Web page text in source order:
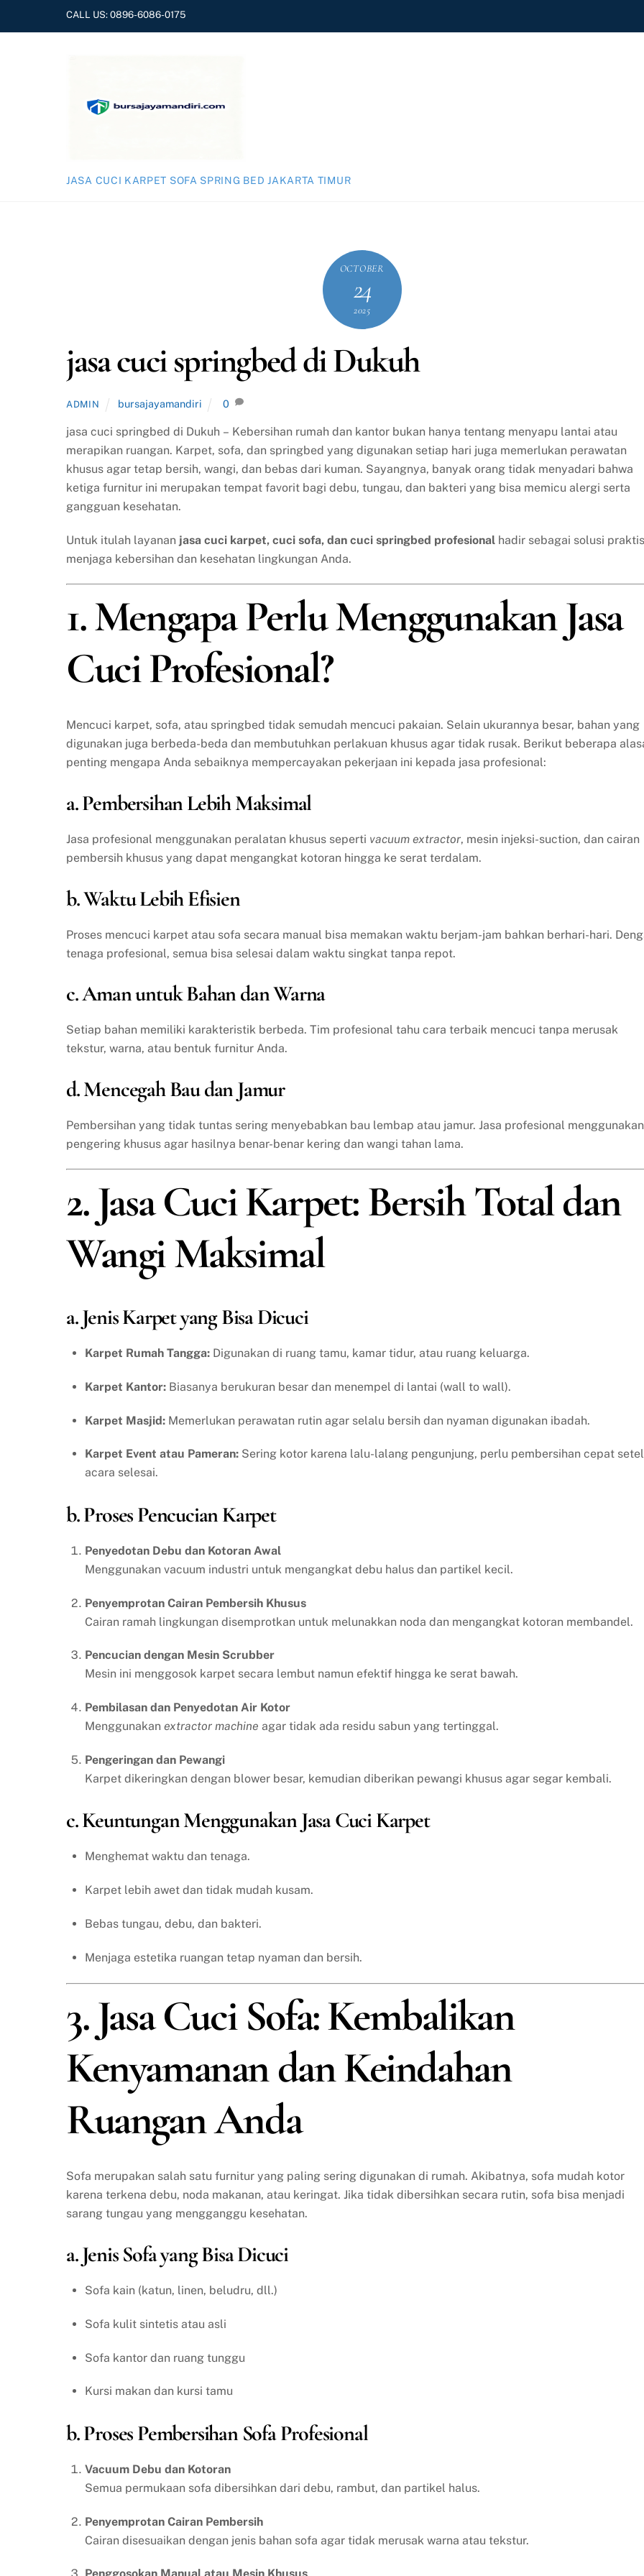
CALL US:0896-6086-0175
JASA CUCI KARPET SOFA SPRING BED JAKARTA TIMUR
OCTOBER
24
2025
jasa cuci springbed di Dukuh
ADMIN bursajayamandiri 0
jasa cuci springbed di Dukuh – Kebersihan rumah dan kantor bukan hanya tentang menyapu lantai atau
merapikan ruangan. Karpet, sofa, dan springbed yang digunakan setiap hari juga memerlukan perawatan
khusus agar tetap bersih, wangi, dan bebas dari kuman. Sayangnya, banyak orang tidak menyadari bahwa
ketiga furnitur ini merupakan tempat favorit bagi debu, tungau, dan bakteri yang bisa memicu alergi serta
gangguan kesehatan.
Untuk itulah layanan jasa cuci karpet, cuci sofa, dan cuci springbed profesional hadir sebagai solusi praktis
menjaga kebersihan dan kesehatan lingkungan Anda.
1. Mengapa Perlu Menggunakan Jasa
Cuci Profesional?
Mencuci karpet, sofa, atau springbed tidak semudah mencuci pakaian. Selain ukurannya besar, bahan yang
digunakan juga berbeda-beda dan membutuhkan perlakuan khusus agar tidak rusak. Berikut beberapa
penting mengapa Anda sebaiknya mempercayakan pekerjaan ini kepada jasa profesional:
a. Pembersihan Lebih Maksimal
Jasa profesional menggunakan peralatan khusus seperti vacuum extractor, mesin injeksi-suction, dan cairan
pembersih khusus yang dapat mengangkat kotoran hingga ke serat terdalam.
b. Waktu Lebih Efisien
Proses mencuci karpet atau sofa secara manual bisa memakan waktu berjam-jam bahkan berhari-hari.
tenaga profesional, semua bisa selesai dalam waktu singkat tanpa repot.
c. Aman untuk Bahan dan Warna
Setiap bahan memiliki karakteristik berbeda. Tim profesional tahu cara terbaik mencuci tanpa merusak
tekstur, warna, atau bentuk furnitur Anda.
d. Mencegah Bau dan Jamur
Pembersihan yang tidak tuntas sering menyebabkan bau lembap atau jamur. Jasa profesional menggunakan
pengering khusus agar hasilnya benar-benar kering dan wangi tahan lama.
2. Jasa Cuci Karpet: Bersih Total dan
Wangi Maksimal
a. Jenis Karpet yang Bisa Dicuci
Karpet Rumah Tangga:Digunakan di ruang tamu, kamar tidur, atau ruang keluarga.
Karpet Kantor:Biasanya berukuran besar dan menempel di lantai (wall to wall).
Karpet Masjid:Memerlukan perawatan rutin agar selalu bersih dan nyaman digunakan ibadah.
Karpet Event atau Pameran:Sering kotor karena lalu-lalang pengunjung, perlu pembersihan cepat
acara selesai.
b. Proses Pencucian Karpet
Penyedotan Debu dan Kotoran Awal
Menggunakan vacuum industri untuk mengangkat debu halus dan partikel kecil.
Penyemprotan Cairan Pembersih Khusus
Cairan ramah lingkungan disemprotkan untuk melunakkan noda dan mengangkat kotoran membandel.
Pencucian dengan Mesin Scrubber
Mesin ini menggosok karpet secara lembut namun efektif hingga ke serat bawah.
Pembilasan dan Penyedotan Air Kotor
Menggunakan extractor machine agar tidak ada residu sabun yang tertinggal.
Pengeringan dan Pewangi
Karpet dikeringkan dengan blower besar, kemudian diberikan pewangi khusus agar segar kembali.
c. Keuntungan Menggunakan Jasa Cuci Karpet
Menghemat waktu dan tenaga.
Karpet lebih awet dan tidak mudah kusam.
Bebas tungau, debu, dan bakteri.
Menjaga estetika ruangan tetap nyaman dan bersih.
3. Jasa Cuci Sofa: Kembalikan
Kenyamanan dan Keindahan
Ruangan Anda
Sofa merupakan salah satu furnitur yang paling sering digunakan di rumah. Akibatnya, sofa mudah kotor
karena terkena debu, noda makanan, atau keringat. Jika tidak dibersihkan secara rutin, sofa bisa menjadi
sarang tungau yang mengganggu kesehatan.
a. Jenis Sofa yang Bisa Dicuci
Sofa kain (katun, linen, beludru, dll.)
Sofa kulit sintetis atau asli
Sofa kantor dan ruang tunggu
Kursi makan dan kursi tamu
b. Proses Pembersihan Sofa Profesional
Vacuum Debu dan Kotoran
Semua permukaan sofa dibersihkan dari debu, rambut, dan partikel halus.
Penyemprotan Cairan Pembersih
Cairan disesuaikan dengan jenis bahan sofa agar tidak merusak warna atau tekstur.